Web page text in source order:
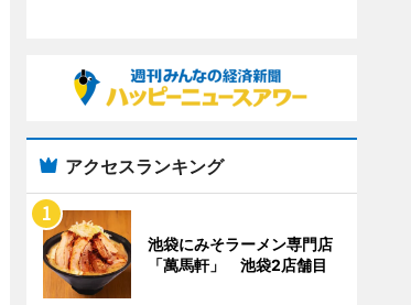
アクセスランキング
池袋にみそラーメン専門店
「萬馬軒」 池袋2店舗目